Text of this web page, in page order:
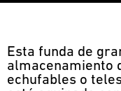
Esta funda de
almacenamiento
echufables o